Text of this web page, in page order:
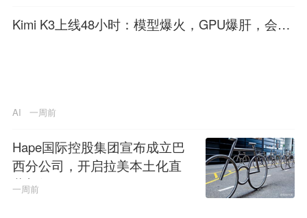
Kimi K3上线48小时：模型爆火，GPU爆肝，会员
AI 一周前
Hape国际控股集团宣布成立巴
西分公司，开启拉美本土化直
营新纪元
一周前